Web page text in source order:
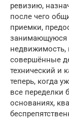
ревизию,
после чего
приемки,
занимающуюся
недвижимость,
совершённые
технический и
теперь, когда
все переделки
основаниях,